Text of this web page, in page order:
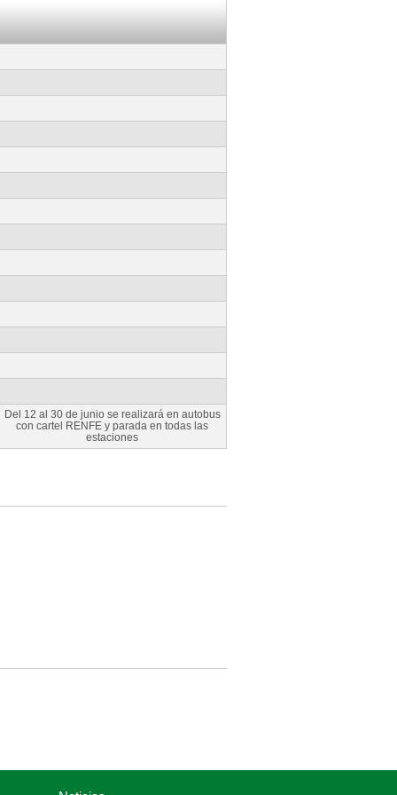
Del 12 al 30 de junio se realizará en autobus
con cartel RENFE y parada en todas las
estaciones